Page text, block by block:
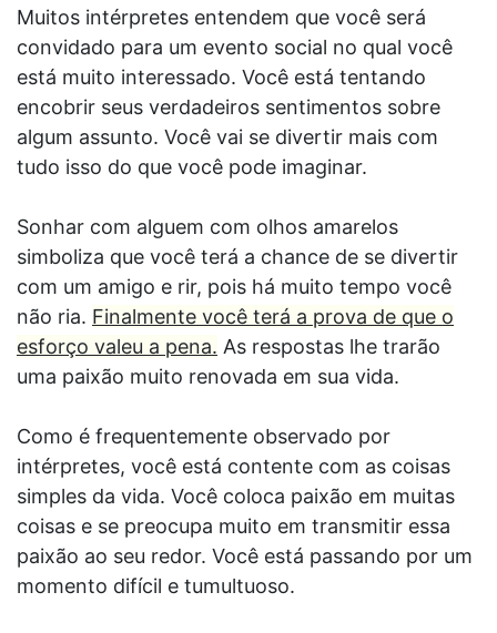
Muitos intérpretes entendem que você será
convidado para um evento social no qual você
está muito interessado. Você está tentando
encobrir seus verdadeiros sentimentos sobre
algum assunto. Você vai se divertir mais com
tudo isso do que você pode imaginar.
Sonhar com alguem com olhos amarelos
simboliza que você terá a chance de se divertir
com um amigo e rir, pois há muito tempo você
não ria. Finalmente você terá a prova de que o
esforço valeu a pena. As respostas lhe trarão
uma paixão muito renovada em sua vida.
Como é frequentemente observado por
intérpretes, você está contente com as coisas
simples da vida. Você coloca paixão em muitas
coisas e se preocupa muito em transmitir essa
paixão ao seu redor. Você está passando por um
momento difícil e tumultuoso.